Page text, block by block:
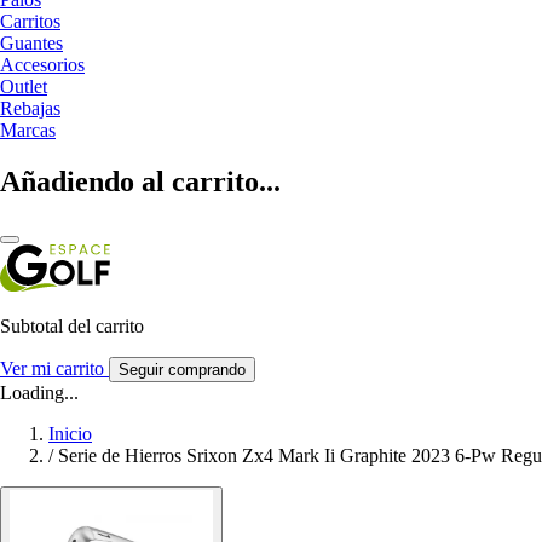
Carritos
Guantes
Accesorios
Outlet
Rebajas
Marcas
Añadiendo al carrito...
Subtotal del carrito
Ver mi carrito Seguir comprando
Loading...
Inicio
/ Serie de Hierros Srixon Zx4 Mark Ii Graphite 2023 6-Pw